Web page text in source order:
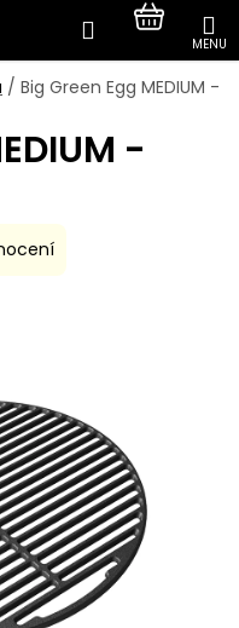
Hledat
KOŠÍK
/ Big Green Egg MEDIUM -
-